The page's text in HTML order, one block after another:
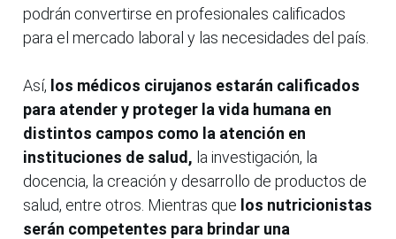
podrán convertirse en profesionales calificados
para el mercado laboral y las necesidades del país.
Así, los médicos cirujanos estarán calificados
para atender y proteger la vida humana en
distintos campos como la atención en
instituciones de salud, la investigación, la
docencia, la creación y desarrollo de productos de
salud, entre otros. Mientras que los nutricionistas
serán competentes para brindar una